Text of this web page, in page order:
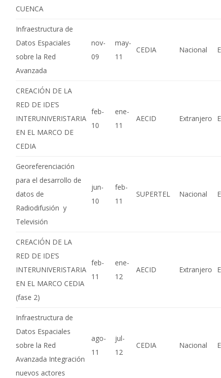
CUENCA
Infraestructura de
Datos Espaciales
sobre la Red
Avanzada
nov-
09
may-
11
CEDIA Nacional
CREACIÓN DE LA
RED DE IDE’S
INTERUNIVERISTARIA
EN EL MARCO DE
CEDIA
feb-
10
ene-
11
AECID Extranjero
Georeferenciación
para el desarrollo de
datos de
Radiodifusión y
Televisión
jun-
10
feb-
11
SUPERTEL Nacional
CREACIÓN DE LA
RED DE IDE’S
INTERUNIVERISTARIA
EN EL MARCO CEDIA
(fase 2)
feb-
11
ene-
12
AECID Extranjero
Infraestructura de
Datos Espaciales
sobre la Red
Avanzada Integración
nuevos actores
ago-
11
jul-
12
CEDIA Nacional